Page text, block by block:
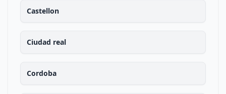
Castellon
Ciudad real
Cordoba